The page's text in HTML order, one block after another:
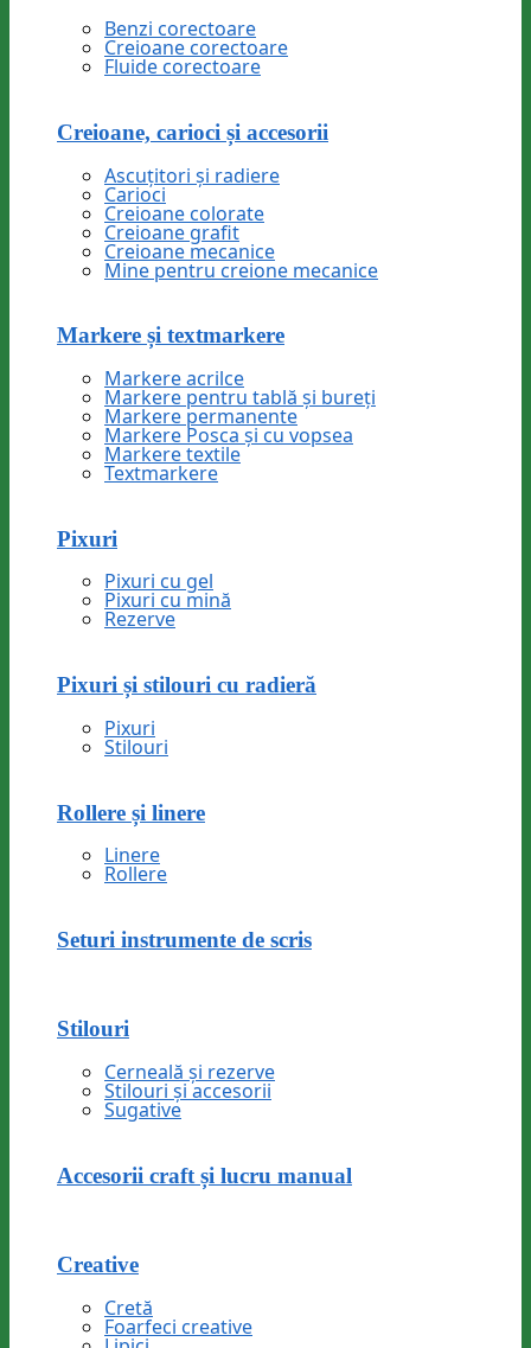
Benzi corectoare
Creioane corectoare
Fluide corectoare
Creioane, carioci și accesorii
Ascuțitori și radiere
Carioci
Creioane colorate
Creioane grafit
Creioane mecanice
Mine pentru creione mecanice
Markere și textmarkere
Markere acrilce
Markere pentru tablă și bureți
Markere permanente
Markere Posca și cu vopsea
Markere textile
Textmarkere
Pixuri
Pixuri cu gel
Pixuri cu mină
Rezerve
Pixuri și stilouri cu radieră
Pixuri
Stilouri
Rollere și linere
Linere
Rollere
Seturi instrumente de scris
Stilouri
Cerneală și rezerve
Stilouri și accesorii
Sugative
Accesorii craft și lucru manual
Creative
Cretă
Foarfeci creative